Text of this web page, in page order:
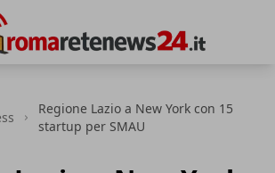
Regione Lazio a New York con 15
startup per SMAU